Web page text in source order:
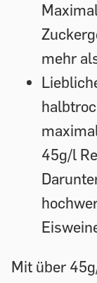
mehr
45g/l
Mit über